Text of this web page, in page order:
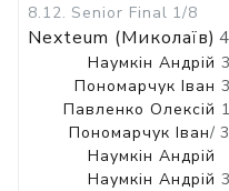
8.12. Senior Final 1/8
Nexteum (Миколаїв)
Наумкін Андрій
Пономарчук Іван
Павленко Олексій
Пономарчук Іван/
Наумкін Андрій
Наумкін Андрій